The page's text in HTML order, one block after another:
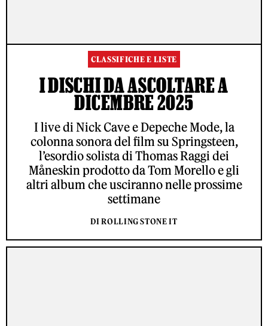
CLASSIFICHE E LISTE
I DISCHI DA ASCOLTARE A
DICEMBRE 2025
I live di Nick Cave e Depeche Mode, la
colonna sonora del film su Springsteen,
l’esordio solista di Thomas Raggi dei
Måneskin prodotto da Tom Morello e gli
altri album che usciranno nelle prossime
settimane
DI ROLLING STONE IT